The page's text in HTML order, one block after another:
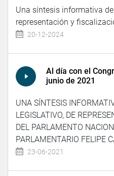
Una síntesis informativa
representación y
20-12-2024
Al día con el
junio de 2021
UNA SÍNTESIS
LEGISLATIVO, DE
DEL PARLAMENTO
PARLAMENTARIO FELIPE
23-06-2021